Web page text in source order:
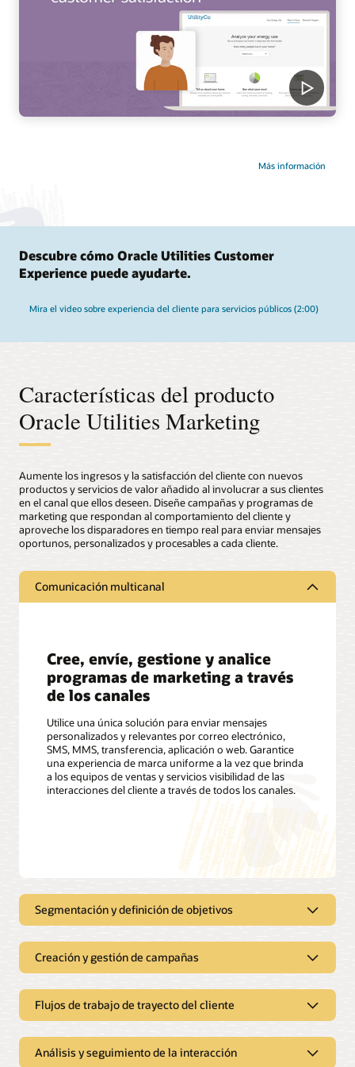
Más información
Descubre cómo Oracle Utilities Customer
Experience puede ayudarte.
Mira el video sobre experiencia del cliente para servicios públicos (2:00)
Características del producto
Oracle Utilities Marketing
Aumente los ingresos y la satisfacción del cliente con nuevos
productos y servicios de valor añadido al involucrar a sus clientes
en el canal que ellos deseen. Diseñe campañas y programas de
marketing que respondan al comportamiento del cliente y
aproveche los disparadores en tiempo real para enviar mensajes
oportunos, personalizados y procesables a cada cliente.
Comunicación multicanal
Cree, envíe, gestione y analice
programas de marketing a través
de los canales
Utilice una única solución para enviar mensajes
personalizados y relevantes por correo electrónico,
SMS, MMS, transferencia, aplicación o web. Garantice
una experiencia de marca uniforme a la vez que brinda
a los equipos de ventas y servicios visibilidad de las
interacciones del cliente a través de todos los canales.
Segmentación y definición de objetivos
personalizadas
Defina segmentos de clientes, realice un seguimiento, filtre y
cree disparadores de definición de objetivos y perfiles de
clientes con interfaces fáciles de usar. Aproveche los datos
de uso del cliente, los datos demográficos, los planes de
para segmentar y dirigir clientes a las ofertas más relevantes,
incluidas las nuevas tarifas o los servicios no energéticos.
Creación y gestión de campañas
medición de campañas de marketing
Cree campañas de marketing multicanal que se adapten
fácilmente a las preferencias, la ubicación y otros atributos
específicos de la cuenta. Utilice un diseñador de mensajes de
Flujos de trabajo de trayecto del cliente
Interactúe con los clientes en los
Análisis y seguimiento de la interacción